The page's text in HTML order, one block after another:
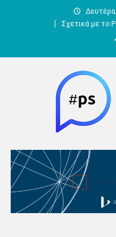
Σχετικά με το
Pieria